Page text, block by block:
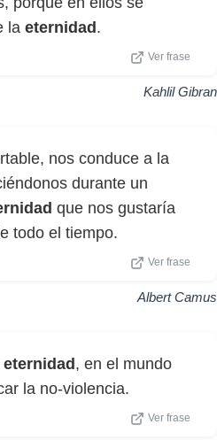
la eternidad .
Ver frase
Kahlil Gibran
nos conduce a la
durante un
que nos gustaría
todo el tiempo.
Ver frase
Albert Camus
eternidad , en el mundo
la no-violencia.
Ver frase